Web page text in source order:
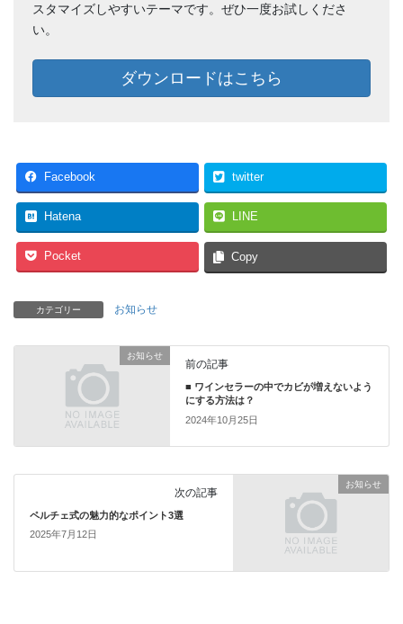
スタマイズしやすいテーマです。ぜひ一度お試しくださ
い。
ダウンロードはこちら
Facebook twitter
Hatena LINE
Pocket Copy
カテゴリー お知らせ
お知らせ
前の記事
■ ワインセラーの中でカビが増えないよう
にする方法は？
2024年10月25日
お知らせ
次の記事
ペルチェ式の魅力的なポイント3選
2025年7月12日